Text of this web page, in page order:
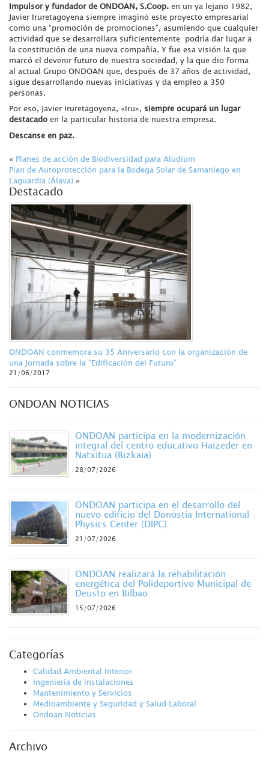
Impulsor y fundador de ONDOAN, S.Coop. en un ya lejano 1982,
Javier Iruretagoyena siempre imaginó este proyecto empresarial
como una “promoción de promociones”, asumiendo que cualquier
actividad que se desarrollara suficientemente podría dar lugar a
la constitución de una nueva compañía. Y fue esa visión la que
marcó el devenir futuro de nuestra sociedad, y la que dio forma
al actual Grupo ONDOAN que, después de 37 años de actividad,
sigue desarrollando nuevas iniciativas y da empleo a 350
personas.
Por eso, Javier Iruretagoyena, «Iru», siempre ocupará un lugar
destacado en la particular historia de nuestra empresa.
Descanse en paz.
« Planes de acción de Biodiversidad para Aludium
Plan de Autoprotección para la Bodega Solar de Samaniego en
Laguardia (Álava) »
Destacado
ONDOAN conmemora su 35 Aniversario con la organización de
una Jornada sobre la “Edificación del Futuro”
21/06/2017
ONDOAN NOTICIAS
ONDOAN participa en la modernización
integral del centro educativo Haizeder en
Natxitua (Bizkaia)
28/07/2026
ONDOAN participa en el desarrollo del
nuevo edificio del Donostia International
Physics Center (DIPC)
21/07/2026
ONDOAN realizará la rehabilitación
energética del Polideportivo Municipal de
Deusto en Bilbao
15/07/2026
Categorías
Calidad Ambiental Interior
Ingeniería de instalaciones
Mantenimiento y Servicios
Medioambiente y Seguridad y Salud Laboral
Ondoan Noticias
Archivo